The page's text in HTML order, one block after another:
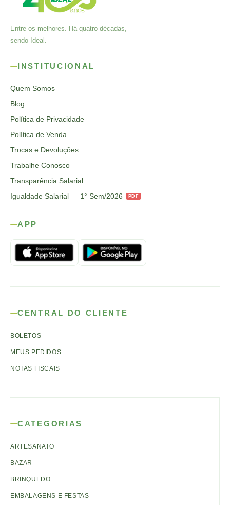
Entre os melhores. Há quatro décadas,
sendo Ideal.
INSTITUCIONAL
Quem Somos
Blog
Política de Privacidade
Política de Venda
Trocas e Devoluções
Trabalhe Conosco
Transparência Salarial
Igualdade Salarial — 1° Sem/2026
PDF
APP
CENTRAL DO CLIENTE
BOLETOS
MEUS PEDIDOS
NOTAS FISCAIS
CATEGORIAS
ARTESANATO
BAZAR
BRINQUEDO
EMBALAGENS E FESTAS